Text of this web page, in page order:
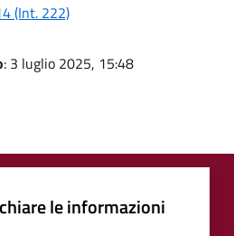
(Int. 222)
: 3 luglio 2025, 15:48
le informazioni